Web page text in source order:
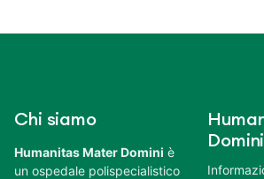
Chi siamo
Humanitas Mater Domini è
un ospedale polispecialistico
Domini